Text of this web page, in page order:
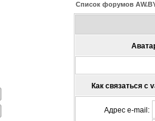
Список форумов
Как связаться с
Адрес e-mail: